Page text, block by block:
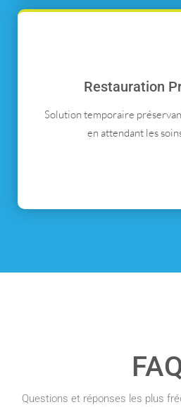
Restauration
Solution temporaire
en attendant les
Questions et réponses les plus